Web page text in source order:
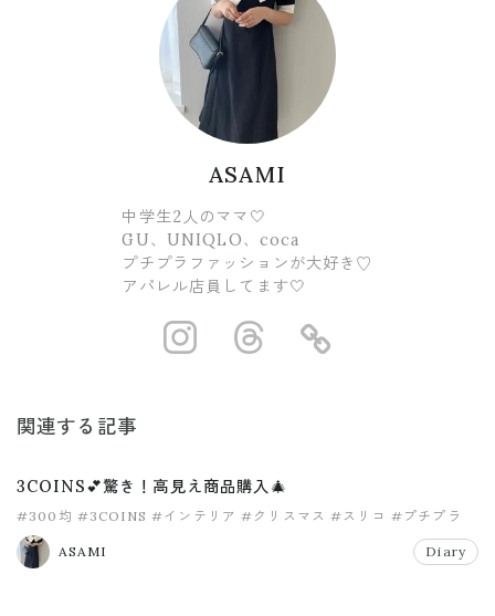
ASAMI
中学生2人のママ🤍
GU、UNIQLO、coca
プチプラファッションが大好き♡
アパレル店員してます🤍
https://https://
関連する記事
3COINS💕驚き！高見え商品購入🎄
#300均 #3COINS #インテリア #クリスマス #スリコ #プチプラ
ASAMI Diary